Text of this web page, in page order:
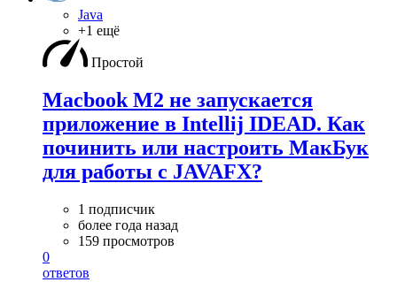
Java
+1 ещё
Простой
Macbook M2 не запускается
приложение в Intellij IDEAD. Как
починить или настроить МакБук
для работы с JAVAFX?
1 подписчик
более года назад
159 просмотров
0
ответов